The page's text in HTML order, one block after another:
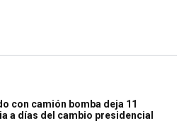
con camión bomba deja 11
a días del cambio presidencial